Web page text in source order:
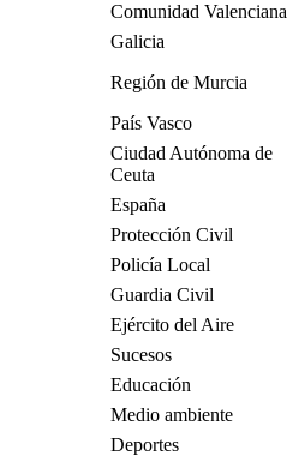
Comunidad Valenciana
Galicia
Región de Murcia
País Vasco
Ciudad Autónoma de
Ceuta
España
Protección Civil
Policía Local
Guardia Civil
Ejército del Aire
Sucesos
Educación
Medio ambiente
Deportes